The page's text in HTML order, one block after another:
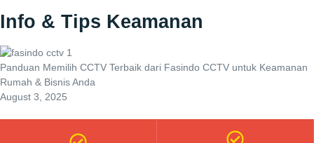
Info & Tips Keamanan
Panduan Memilih CCTV Terbaik dari Fasindo CCTV untuk Keamanan
Rumah & Bisnis Anda
August 3, 2025